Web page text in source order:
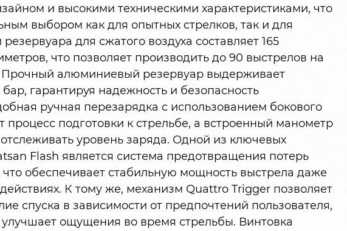
и высокими техническими характеристиками, что
выбором как для опытных стрелков, так и для
для сжатого воздуха составляет 165
что позволяет производить до 90 выстрелов на
Прочный алюминиевый резервуар выдерживает
гарантируя надежность и безопасность
ручная перезарядка с использованием бокового
процесс подготовки к стрельбе, а встроенный манометр
отслеживать уровень заряда. Одной из ключевых
Flash является система предотвращения потерь
что обеспечивает стабильную мощность выстрела даже
К тому же, механизм Quattro Trigger позволяет
спуска в зависимости от предпочтений пользователя,
улучшает ощущения во время стрельбы. Винтовка